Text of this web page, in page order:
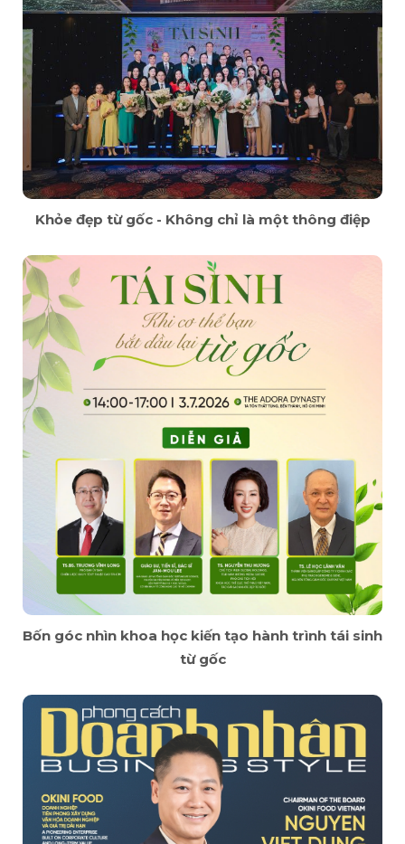
Khỏe đẹp từ gốc - Không chỉ là một thông điệp
Bốn góc nhìn khoa học kiến tạo hành trình tái sinh
từ gốc